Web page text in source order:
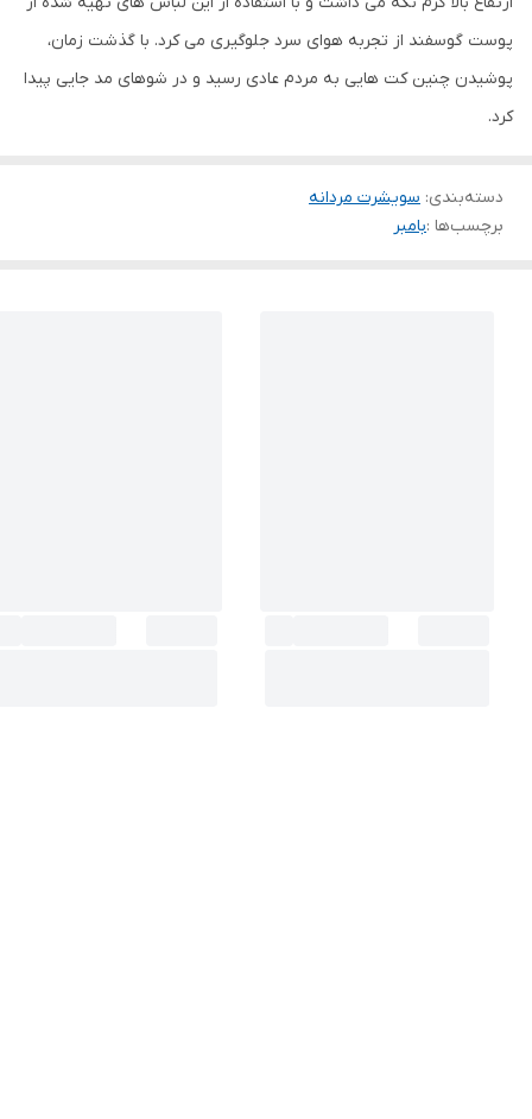
پوست گوسفند از تجربه هوای سرد جلوگیری می کرد. با گذشت زمان،
پوشیدن چنین کت هایی به مردم عادی رسید و در شوهای مد جایی پیدا
کرد.
دسته‌بندی: سویشرت مردانه
برچسب‌ها :بامبر